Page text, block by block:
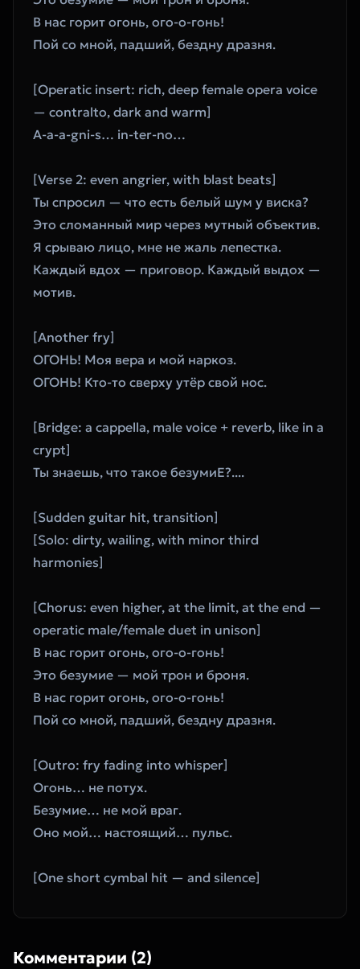
В нас горит огонь, ого-о-гонь!
Пой со мной, падший, бездну дразня.
[Operatic insert: rich, deep female opera voice
— contralto, dark and warm]
A-a-a-gni-s… in-ter-no…
[Verse 2: even angrier, with blast beats]
Ты спросил — что есть белый шум у виска?
Это сломанный мир через мутный объектив.
Я срываю лицо, мне не жаль лепестка.
Каждый вдох — приговор. Каждый выдох —
мотив.
[Another fry]
ОГОНЬ! Моя вера и мой наркоз.
ОГОНЬ! Кто-то сверху утёр свой нос.
[Bridge: a cappella, male voice + reverb, like in a
crypt]
Ты знаешь, что такое безумиЕ?....
[Sudden guitar hit, transition]
[Solo: dirty, wailing, with minor third
harmonies]
[Chorus: even higher, at the limit, at the end —
operatic male/female duet in unison]
В нас горит огонь, ого-о-гонь!
Это безумие — мой трон и броня.
В нас горит огонь, ого-о-гонь!
Пой со мной, падший, бездну дразня.
[Outro: fry fading into whisper]
Огонь… не потух.
Безумие… не мой враг.
Оно мой… настоящий… пульс.
[One short cymbal hit — and silence]
Комментарии (2)